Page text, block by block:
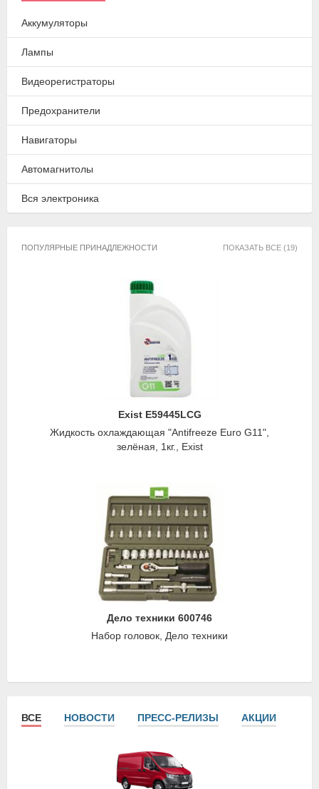
Аккумуляторы
Лампы
Видеорегистраторы
Предохранители
Навигаторы
Автомагнитолы
Вся электроника
ПОПУЛЯРНЫЕ ПРИНАДЛЕЖНОСТИ ПОКАЗАТЬ ВСЕ (19)
Exist E59445LCG
Жидкость охлаждающая "Antifreeze Euro G11",
зелёная, 1кг., Exist
Дело техники 600746
Набор головок, Дело техники
ВСЕ НОВОСТИ ПРЕСС-РЕЛИЗЫ АКЦИИ